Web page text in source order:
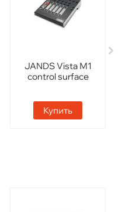
JANDS Vista М1
control surface
Купить